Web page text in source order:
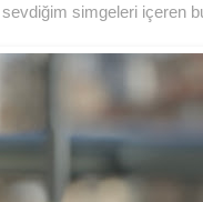
sevdiğim simgeleri içeren